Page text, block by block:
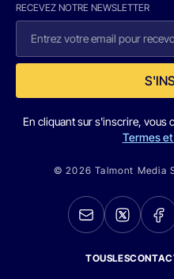
RECEVEZ NOTRE NEWSLETTER
En cliquant sur s'inscrire, vous
Termes
© 2026 Talmont Media